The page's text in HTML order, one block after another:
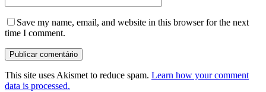
Save my name, email, and website in this browser for the next
time I comment.
This site uses Akismet to reduce spam. Learn how your comment
data is processed.